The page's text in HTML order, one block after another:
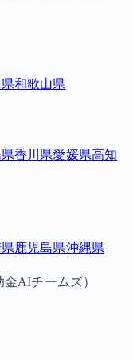
和歌山県
香川県愛媛県高知
鹿児島県沖縄県
AIチームズ）